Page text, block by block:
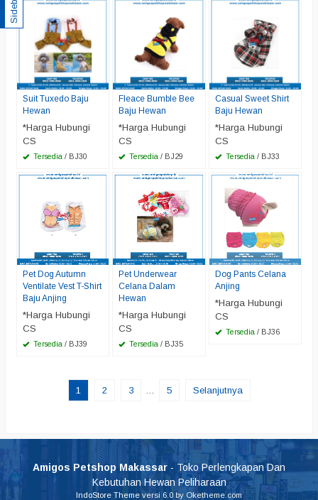
Suit Tuxedo Baju
Hewan
*Harga Hubungi
CS
Tersedia / BJ30
Fleace Bumble Bee
Baju Hewan
*Harga Hubungi
CS
Tersedia / BJ29
Casual Sweet Shirt
Baju Hewan
*Harga Hubungi
CS
Tersedia / BJ33
Pet Dog Autumn
Ventilate Vest T-Shirt
Baju Anjing
*Harga Hubungi
CS
Tersedia / BJ39
Pet Underwear
Celana Dalam
Hewan
*Harga Hubungi
CS
Tersedia / BJ35
Dog Pants Celana
Anjing
*Harga Hubungi
CS
Tersedia / BJ36
1 2 3 5 Selanjutnya
Sidebar
Amigos Petshop Makassar - Toko Perlengkapan Dan
Kebutuhan Hewan Peliharaan
IndoStore Theme versi 6.0 by Oketheme.com